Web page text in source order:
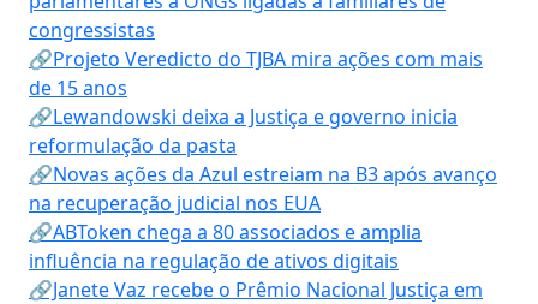
congressistas
🔗Projeto Veredicto do TJBA mira ações com mais
de 15 anos
🔗Lewandowski deixa a Justiça e governo inicia
reformulação da pasta
🔗Novas ações da Azul estreiam na B3 após avanço
na recuperação judicial nos EUA
🔗ABToken chega a 80 associados e amplia
influência na regulação de ativos digitais
🔗Janete Vaz recebe o Prêmio Nacional Justiça em